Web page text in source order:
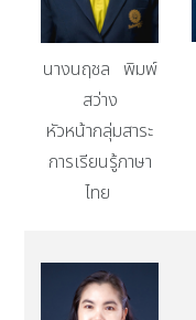
นางนฤชล พิมพ์
สว่าง
หัวหน้ากลุ่มสาระ
การเรียนรู้ภาษา
ไทย